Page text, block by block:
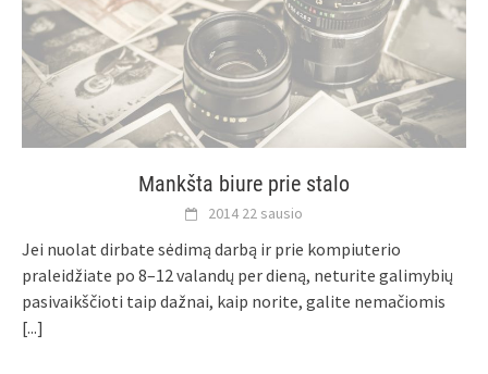
Mankšta biure prie stalo
2014 22 sausio
Jei nuolat dirbate sėdimą darbą ir prie kompiuterio
praleidžiate po 8–12 valandų per dieną, neturite galimybių
pasivaikščioti taip dažnai, kaip norite, galite nemačiomis
[...]